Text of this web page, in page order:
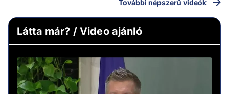
További népszerű videók
Látta már? / Video ajánló